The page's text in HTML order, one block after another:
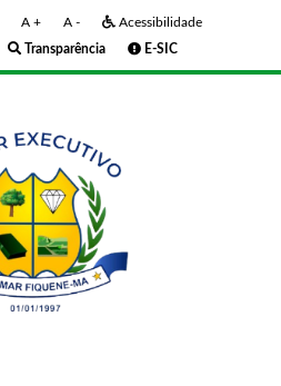
A + A -
Acessibilidade
Transparência E-SIC